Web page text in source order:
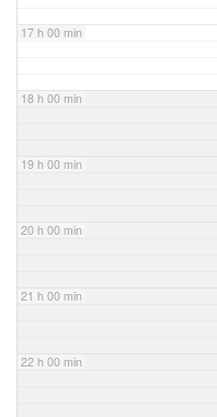
17 h 00 min
18 h 00 min
19 h 00 min
20 h 00 min
21 h 00 min
22 h 00 min